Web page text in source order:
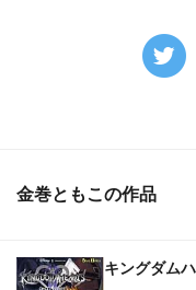
金巻ともこの作品
キングダム